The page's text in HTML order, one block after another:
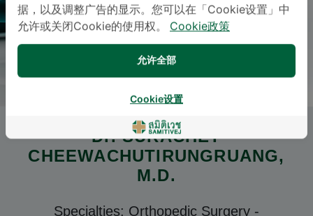
Dr.SURACHET
CHEEWACHUTIRUNGRUANG,
M.D.
Specialties: Orthopedic Surgery -
据，以及调整广告的显示。您可以在「Cookie设置」中
允许或关闭Cookie的使用权。
Cookie政策
允许全部
Cookie设置